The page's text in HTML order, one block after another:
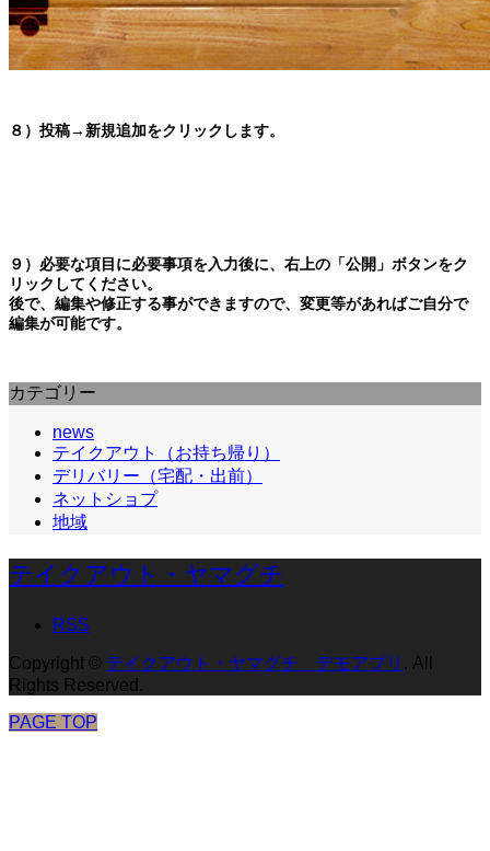
８）投稿→新規追加をクリックします。
９）必要な項目に必要事項を入力後に、右上の「公開」ボタンをク
リックしてください。
後で、編集や修正する事ができますので、変更等があればご自分で
編集が可能です。
カテゴリー
news
テイクアウト（お持ち帰り）
デリバリー（宅配・出前）
ネットショプ
地域
テイクアウト・ヤマグチ
RSS
Copyright © テイクアウト・ヤマグチ デモアプリ . All
Rights Reserved.
PAGE TOP